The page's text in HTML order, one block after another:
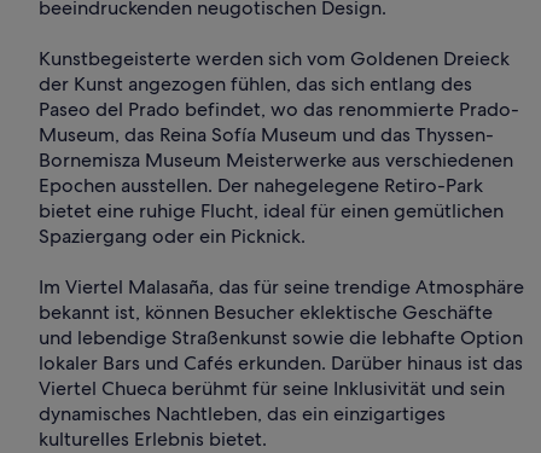
beeindruckenden neugotischen Design.
Kunstbegeisterte werden sich vom Goldenen Dreieck
der Kunst angezogen fühlen, das sich entlang des
Paseo del Prado befindet, wo das renommierte Prado-
Museum, das Reina Sofía Museum und das Thyssen-
Bornemisza Museum Meisterwerke aus verschiedenen
Epochen ausstellen. Der nahegelegene Retiro-Park
bietet eine ruhige Flucht, ideal für einen gemütlichen
Spaziergang oder ein Picknick.
Im Viertel Malasaña, das für seine trendige Atmosphäre
bekannt ist, können Besucher eklektische Geschäfte
und lebendige Straßenkunst sowie die lebhafte Option
lokaler Bars und Cafés erkunden. Darüber hinaus ist das
Viertel Chueca berühmt für seine Inklusivität und sein
dynamisches Nachtleben, das ein einzigartiges
kulturelles Erlebnis bietet.